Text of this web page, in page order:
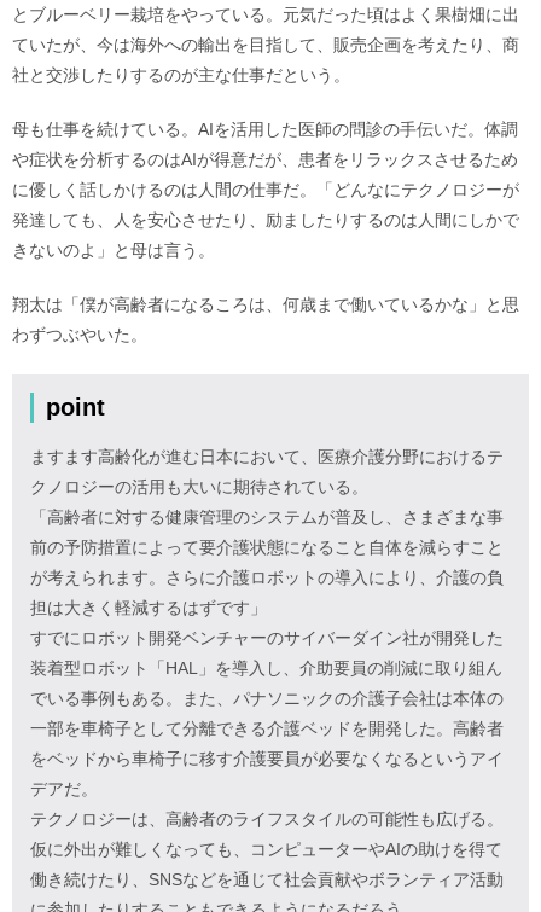
とブルーベリー栽培をやっている。元気だった頃はよく果樹畑に出
ていたが、今は海外への輸出を目指して、販売企画を考えたり、商
社と交渉したりするのが主な仕事だという。
母も仕事を続けている。AIを活用した医師の問診の手伝いだ。体調
や症状を分析するのはAIが得意だが、患者をリラックスさせるため
に優しく話しかけるのは人間の仕事だ。「どんなにテクノロジーが
発達しても、人を安心させたり、励ましたりするのは人間にしかで
きないのよ」と母は言う。
翔太は「僕が高齢者になるころは、何歳まで働いているかな」と思
わずつぶやいた。
point
ますます高齢化が進む日本において、医療介護分野におけるテ
クノロジーの活用も大いに期待されている。
「高齢者に対する健康管理のシステムが普及し、さまざまな事
前の予防措置によって要介護状態になること自体を減らすこと
が考えられます。さらに介護ロボットの導入により、介護の負
担は大きく軽減するはずです」
すでにロボット開発ベンチャーのサイバーダイン社が開発した
装着型ロボット「HAL」を導入し、介助要員の削減に取り組ん
でいる事例もある。また、パナソニックの介護子会社は本体の
一部を車椅子として分離できる介護ベッドを開発した。高齢者
をベッドから車椅子に移す介護要員が必要なくなるというアイ
デアだ。
テクノロジーは、高齢者のライフスタイルの可能性も広げる。
仮に外出が難しくなっても、コンピューターやAIの助けを得て
働き続けたり、SNSなどを通じて社会貢献やボランティア活動